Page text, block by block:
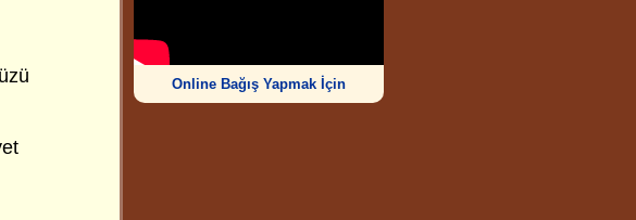
Online Bağış Yapmak İçin